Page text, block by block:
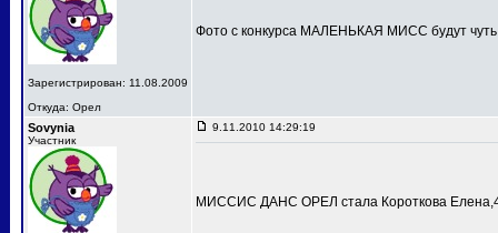
Зарегистрирован: 11.08.2009
Откуда: Орел
Фото с конкурса МАЛЕНЬКАЯ МИСС будут
Sovynia
Участник
9.11.2010 14:29:19
МИССИС ДАНС ОРЕЛ стала Короткова